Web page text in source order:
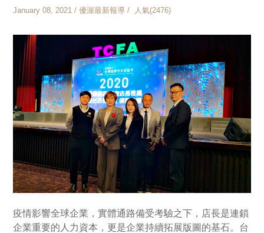
January 08, 2021 / 優渥最新報導 / 人氣(2476)
疫情影響全球企業，實體通路備受考驗之下，店長是連鎖
企業重要的人力資本，更是企業持續拓展版圖的基石。台